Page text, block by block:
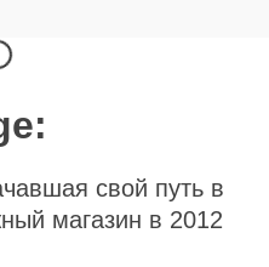
свой путь в
магазин в 2012